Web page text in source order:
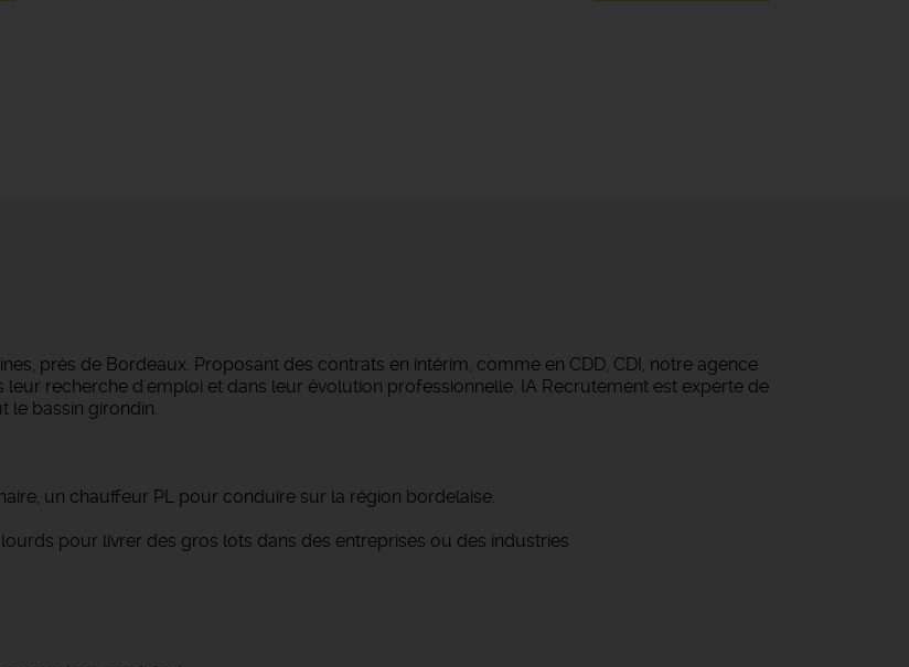
près de Bordeaux. Proposant des contrats en intérim, comme en CDD, CDI, notre agence
recherche d'emploi et dans leur évolution professionnelle. IA Recrutement est experte de
le bassin girondin.
un chauffeur PL pour conduire sur la région bordelaise.
pour livrer des gros lots dans des entreprises ou des industries